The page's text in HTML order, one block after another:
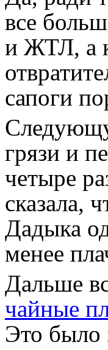
все
и ЖТЛ, а
сапоги
грязи и
четыре
сказала,
Дадыка
менее
Дальше
чайные
Это было